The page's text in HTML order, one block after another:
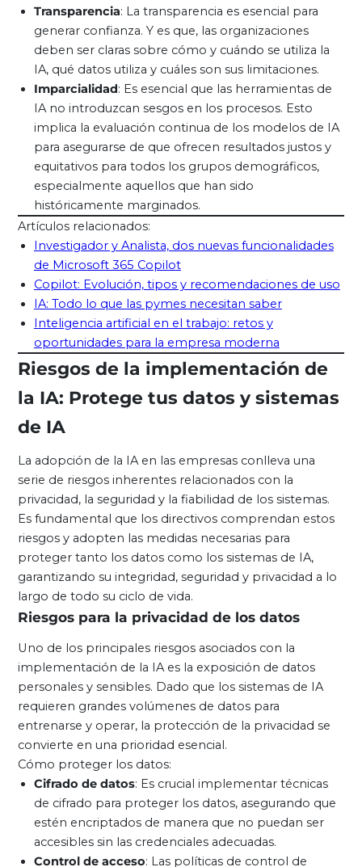
Transparencia: La transparencia es esencial para
generar confianza. Y es que, las organizaciones
deben ser claras sobre cómo y cuándo se utiliza la
IA, qué datos utiliza y cuáles son sus limitaciones.
Imparcialidad: Es esencial que las herramientas de
IA no introduzcan sesgos en los procesos. Esto
implica la evaluación continua de los modelos de IA
para asegurarse de que ofrecen resultados justos y
equitativos para todos los grupos demográficos,
especialmente aquellos que han sido
históricamente marginados.
Artículos relacionados:
Investigador y Analista, dos nuevas funcionalidades
de Microsoft 365 Copilot
Copilot: Evolución, tipos y recomendaciones de uso
IA: Todo lo que las pymes necesitan saber
Inteligencia artificial en el trabajo: retos y
oportunidades para la empresa moderna
Riesgos de la implementación de
la IA: Protege tus datos y sistemas
de IA
La adopción de la IA en las empresas conlleva una
serie de riesgos inherentes relacionados con la
privacidad, la seguridad y la fiabilidad de los sistemas.
Es fundamental que los directivos comprendan estos
riesgos y adopten las medidas necesarias para
proteger tanto los datos como los sistemas de IA,
garantizando su integridad, seguridad y privacidad a lo
largo de todo su ciclo de vida.
Riesgos para la privacidad de los datos
Uno de los principales riesgos asociados con la
implementación de la IA es la exposición de datos
personales y sensibles. Dado que los sistemas de IA
requieren grandes volúmenes de datos para
entrenarse y operar, la protección de la privacidad se
convierte en una prioridad esencial.
Cómo proteger los datos:
Cifrado de datos: Es crucial implementar técnicas
de cifrado para proteger los datos, asegurando que
estén encriptados de manera que no puedan ser
accesibles sin las credenciales adecuadas.
Control de acceso: Las políticas de control de